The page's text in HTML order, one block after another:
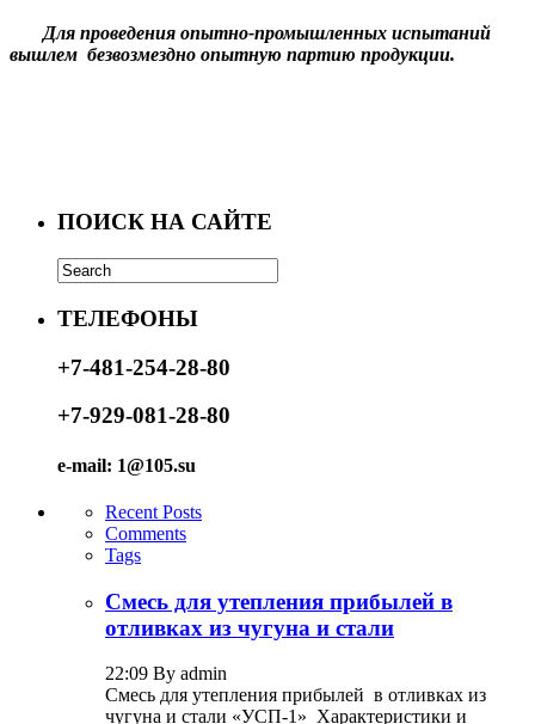
Для проведения опытно-промышленных испытаний
вышлем безвозмездно опытную партию продукции.
ПОИСК НА САЙТЕ
ТЕЛЕФОНЫ
+7-481-254-28-80
+7-929-081-28-80
e-mail: 1@105.su
Recent Posts
Comments
Tags
Смесь для утепления прибылей в
отливках из чугуна и стали
22:09 By admin
Смесь для утепления прибылей в отливках из
чугуна и стали «УСП-1» Характеристики и